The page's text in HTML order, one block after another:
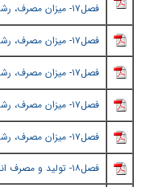
فصل١٧ - ميزان مصرف،
فصل١٧ - ميزان مصرف،
فصل١٧ - ميزان مصرف،
فصل١٧ - ميزان مصرف،
فصل١٧ - ميزان مصرف،
فصل١٨ - توليد و مصرف